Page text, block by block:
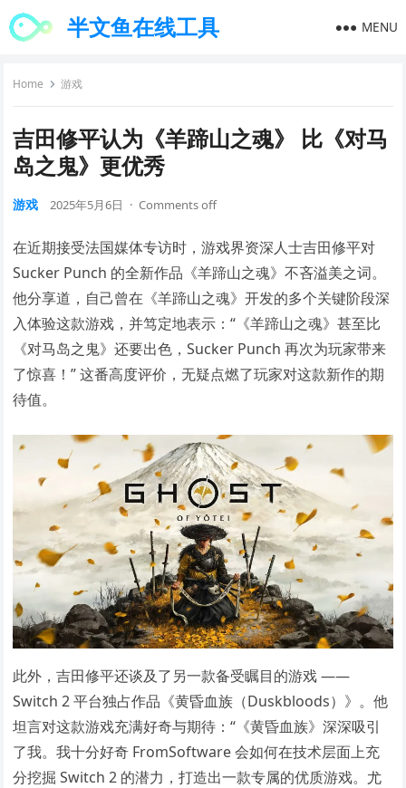
半文鱼在线工具 MENU
Home 游戏
吉田修平认为《羊蹄山之魂》 比《对马
岛之鬼》更优秀
游戏 2025年5月6日 · Comments off
在近期接受法国媒体专访时，游戏界资深人士吉田修平对
Sucker Punch 的全新作品《羊蹄山之魂》不吝溢美之词。
他分享道，自己曾在《羊蹄山之魂》开发的多个关键阶段深
入体验这款游戏，并笃定地表示：“《羊蹄山之魂》甚至比
《对马岛之鬼》还要出色，Sucker Punch 再次为玩家带来
了惊喜！” 这番高度评价，无疑点燃了玩家对这款新作的期
待值。
此外，吉田修平还谈及了另一款备受瞩目的游戏 ——
Switch 2 平台独占作品《黄昏血族（Duskbloods）》。他
坦言对这款游戏充满好奇与期待：“《黄昏血族》深深吸引
了我。我十分好奇 FromSoftware 会如何在技术层面上充
分挖掘 Switch 2 的潜力，打造出一款专属的优质游戏。尤